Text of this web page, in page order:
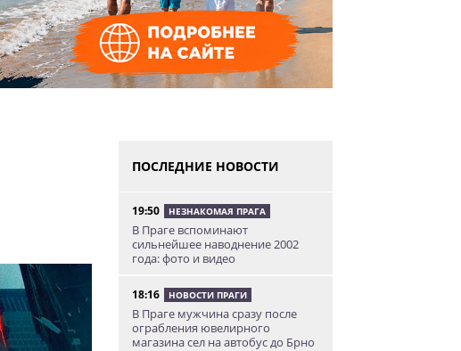
ПОСЛЕДНИЕ НОВОСТИ
19:50 НЕЗНАКОМАЯ ПРАГА
В Праге вспоминают
сильнейшее наводнение 2002
года: фото и видео
18:16 НОВОСТИ ПРАГИ
В Праге мужчина сразу после
ограбления ювелирного
магазина сел на автобус до Брно